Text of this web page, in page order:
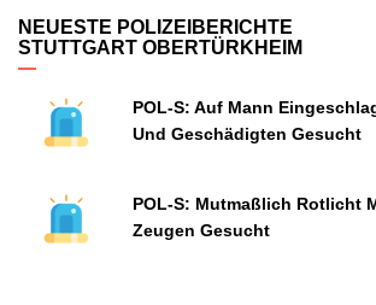
NEUESTE POLIZEIBERICHTE
STUTTGART OBERTÜRKHEIM
POL-S: Auf Mann
Und Geschädigten Gesucht
POL-S: Mutmaßlich Rotlicht
Zeugen Gesucht